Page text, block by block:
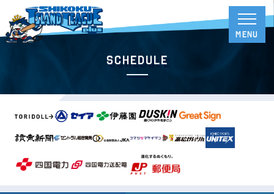
Schedule